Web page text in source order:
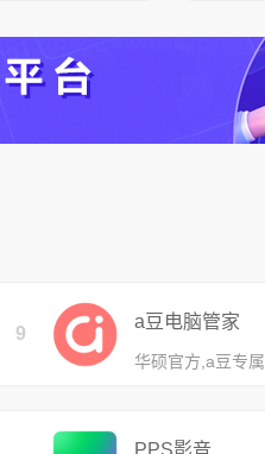
9
a豆电脑管家
华硕官方,a豆专属
PPS影音